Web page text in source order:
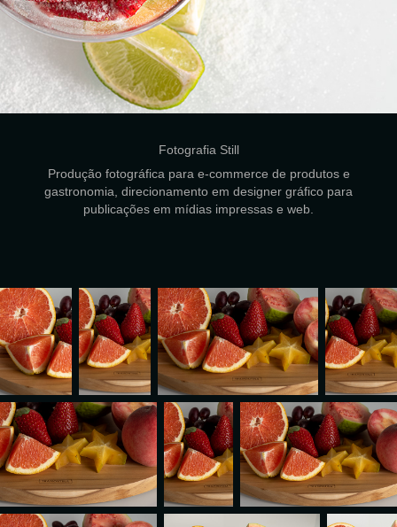
Fotografia Still
Produção fotográfica para e-commerce de produtos e
gastronomia, direcionamento em designer gráfico para
publicações em mídias impressas e web.